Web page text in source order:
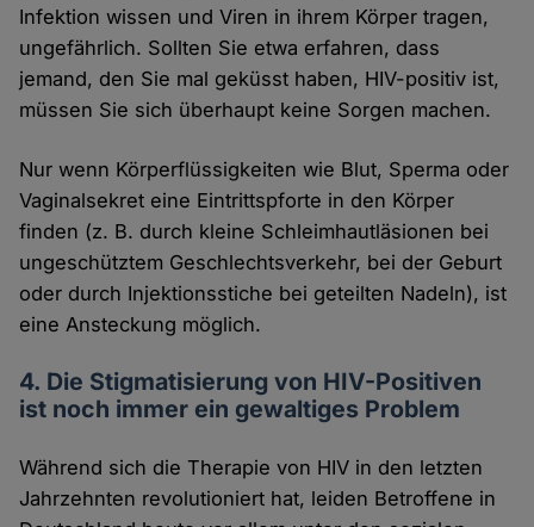
Infektion wissen und Viren in ihrem Körper tragen,
ungefährlich. Sollten Sie etwa erfahren, dass
jemand, den Sie mal geküsst haben, HIV-positiv ist,
müssen Sie sich überhaupt keine Sorgen machen.
Nur wenn Körperflüssigkeiten wie Blut, Sperma oder
Vaginalsekret eine Eintrittspforte in den Körper
finden (z. B. durch kleine Schleimhautläsionen bei
ungeschütztem Geschlechtsverkehr, bei der Geburt
oder durch Injektionsstiche bei geteilten Nadeln), ist
eine Ansteckung möglich.
4. Die Stigmatisierung von HIV-Positiven
ist noch immer ein gewaltiges Problem
Während sich die Therapie von HIV in den letzten
Jahrzehnten revolutioniert hat, leiden Betroffene in